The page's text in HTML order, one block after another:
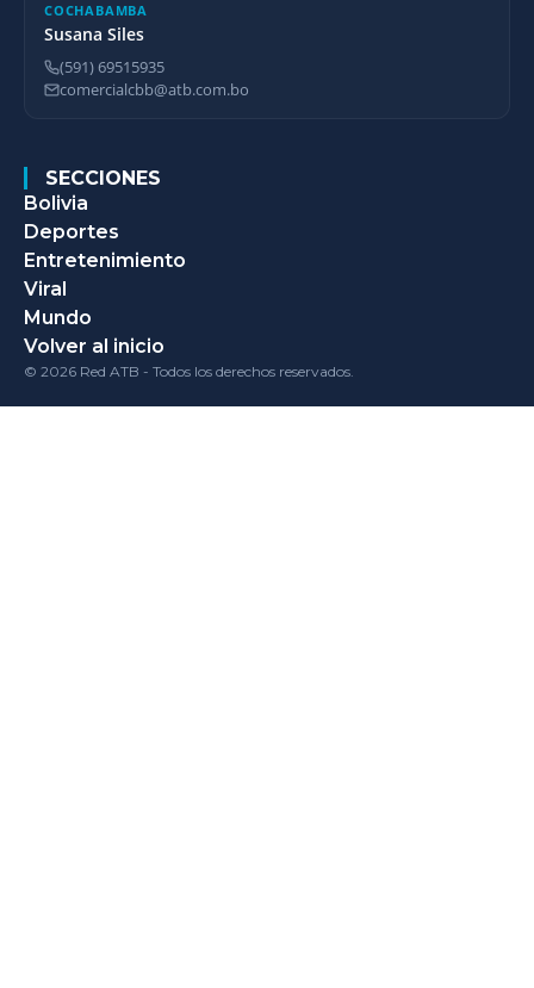
COCHABAMBA
Susana Siles
(591) 69515935
comercialcbb@atb.com.bo
SECCIONES
Bolivia
Deportes
Entretenimiento
Viral
Mundo
Volver al inicio
© 2026 Red ATB - Todos los derechos reservados.